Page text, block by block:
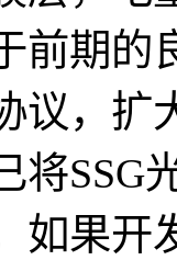
前期的
议，扩
将SSG
如果开